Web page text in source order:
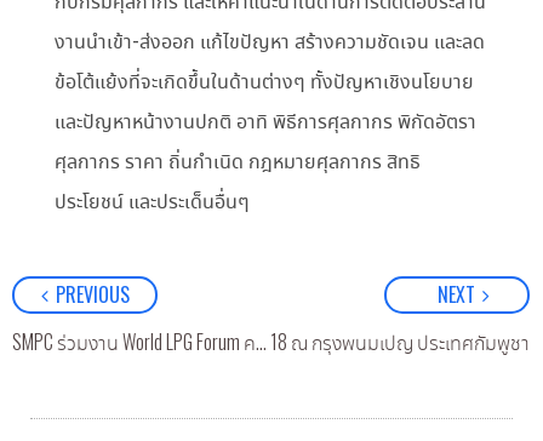
งานนำเข้า-ส่งออก แก้ไขปัญหา สร้างความชัดเจน และลด
ข้อโต้แย้งที่จะเกิดขึ้นในด้านต่างๆ ทั้งปัญหาเชิงนโยบาย
และปัญหาหน้างานปกติ อาทิ พิธีการศุลกากร พิกัดอัตรา
ศุลกากร ราคา ถิ่นกำเนิด กฎหมายศุลกากร สิทธิ
ประโยชน์ และประเด็นอื่นๆ
PREVIOUS
SMPC ร่วมงาน World LPG Forum ครั้งที่ 31 ที่เมืองฮิวสตัน ประเทศสหรัฐอเมริกา
NEXT
หาชน) ร่วมงาน LPG Cambodia 2018 ณ กรุงพนมเปญ ประเทศกัมพูชา